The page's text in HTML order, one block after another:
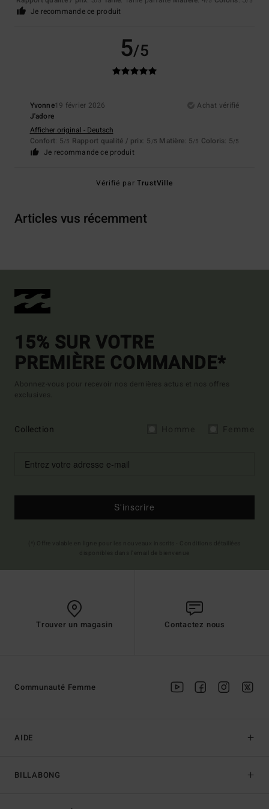
Je recommande ce produit
5/5
Yvonne19 février 2026
Achat vérifié
J'adore
Afficher original - Deutsch
Confort: 5/5 Rapport qualité / prix: 5 /5 Matière: 5/5 Coloris: 5/5
Je recommande ce produit
Vérifié parTrustVille
Articles vus récemment
15% SUR VOTRE
PREMIÈRE COMMANDE*
Abonnez-vous pour recevoir nos dernières actus et nos offres
exclusives.
Collection
S'inscrire
Trouver un magasin Contactez nous
AIDE
BILLABONG
Communauté Femme